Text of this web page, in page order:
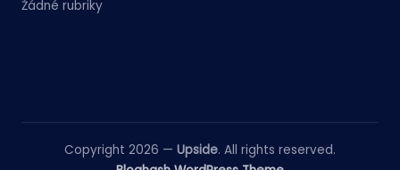
Žádné rubriky
Copyright 2026 — Upside. All rights reserved.